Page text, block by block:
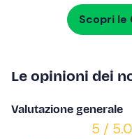
Scopri le
Le opinioni dei
Valutazione generale
5 / 5.0